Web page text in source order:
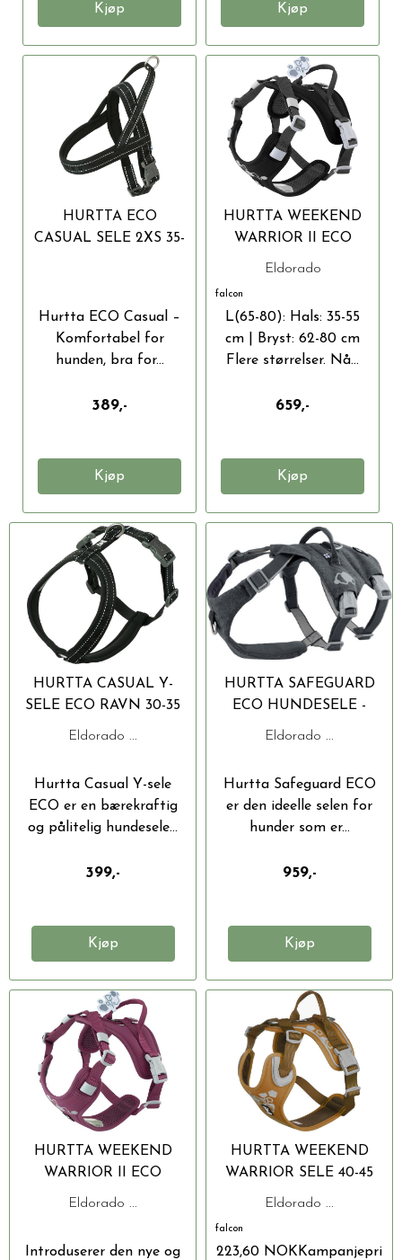
Kjøp Kjøp
HURTTA ECO
CASUAL SELE 2XS 35-
Hurtta ECO Casual –
Komfortabel for
hunden, bra for...
389,-
Kjøp
HURTTA WEEKEND
WARRIOR II ECO
HUNDESELE
Eldorado
falcon
L(65-80): Hals: 35-55
cm | Bryst: 62-80 cm
Flere størrelser. Nå...
659,-
Kjøp
HURTTA CASUAL Y-
SELE ECO RAVN 30-35
Eldorado ...
Hurtta Casual Y-sele
ECO er en bærekraftig
og pålitelig hundesele...
399,-
Kjøp
HURTTA SAFEGUARD
ECO HUNDESELE -
RØMNINGSSIKKER
Eldorado ...
Hurtta Safeguard ECO
er den ideelle selen for
hunder som er...
959,-
Kjøp
HURTTA WEEKEND
WARRIOR II ECO
HUNDESELE XS (40-50
Eldorado ...
Introduserer den nye og
HURTTA WEEKEND
WARRIOR SELE 40-45
CM ØRKEN
Eldorado ...
falcon
223,60 NOKKampanjepri